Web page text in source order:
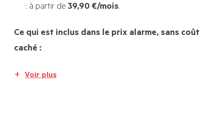
: à partir de39,90 €/mois.
Ce qui est inclus dans le prix alarme, sans coût
caché :
Voir plus